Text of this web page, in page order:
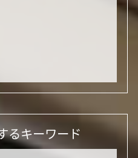
るキーワード